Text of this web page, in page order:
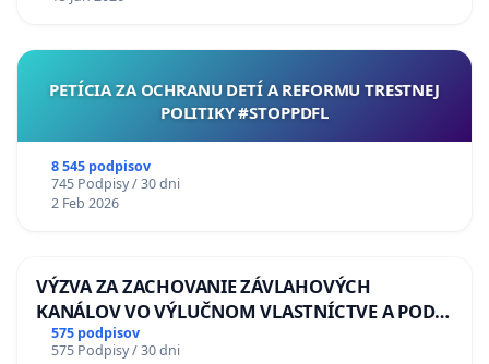
PETÍCIA ZA OCHRANU DETÍ A REFORMU TRESTNEJ
POLITIKY #STOPPDFL
8 545 podpisov
745 Podpisy / 30 dni
2 Feb 2026
VÝZVA ZA ZACHOVANIE ZÁVLAHOVÝCH
KANÁLOV VO VÝLUČNOM VLASTNÍCTVE A POD
KONTROLOU SLOVENSKEJ REPUBLIKY & žiadosť
575 podpisov
575 Podpisy / 30 dni